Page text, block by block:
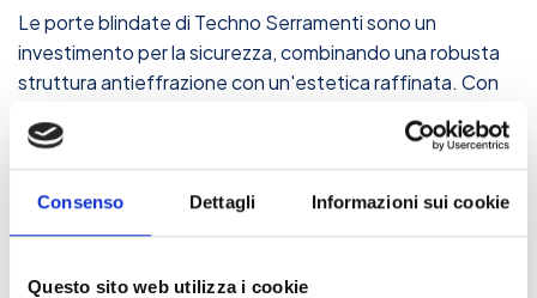
Consenso Dettagli Informazioni sui cookie
Questo sito web utilizza i cookie
Le porte blindate di Techno Serramenti sono un
investimento per la sicurezza, combinando una robusta
struttura antieffrazione con un'estetica raffinata. Con
sono progettate per proteggere in modo efficace
l'abitazione, garantendo al contempo un design che si
integra perfettamente con l'ingresso.